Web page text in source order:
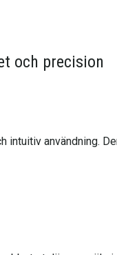
och precision
användning.